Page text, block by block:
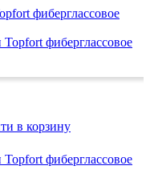
фиберглассовое
в корзину